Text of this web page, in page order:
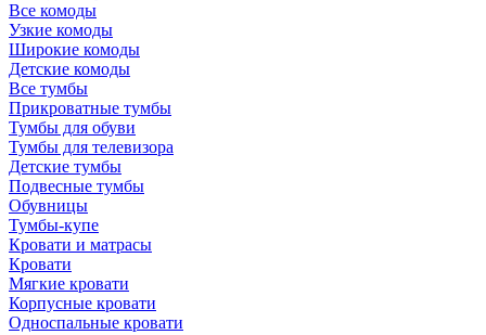
Все комоды
Узкие комоды
Широкие комоды
Детские комоды
Все тумбы
Прикроватные тумбы
Тумбы для обуви
Тумбы для телевизора
Детские тумбы
Подвесные тумбы
Обувницы
Тумбы-купе
Кровати и матрасы
Кровати
Мягкие кровати
Корпусные кровати
Односпальные кровати